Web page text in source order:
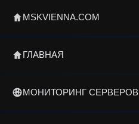
MSKVIENNA.COM
ГЛАВНАЯ
МОНИТОРИНГ СЕРВЕРОВ